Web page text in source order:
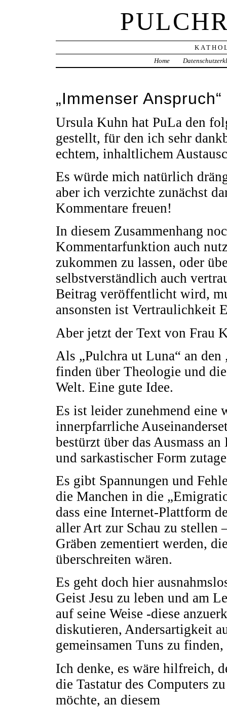
Home
„Immenser Anspruch“
Ursula Kuhn hat PuLa den
gestellt, für den ich sehr
echtem, inhaltlichem
Es würde mich natürlich
aber ich verzichte zunächst
Kommentare freuen!
In diesem Zusammenhang
Kommentarfunktion auch
zukommen zu lassen, oder
selbstverständlich auch
Beitrag veröffentlicht wird,
ansonsten ist Vertraulichkeit
Aber jetzt der Text von Frau
Als „Pulchra ut Luna“ an
finden über Theologie und
Welt. Eine gute Idee.
Es ist leider zunehmend
innerpfarrliche
bestürzt über das Ausmass
und sarkastischer Form
Es gibt Spannungen und
die Manchen in die
dass eine Internet-Plattform
aller Art zur Schau zu stellen
Gräben zementiert werden,
überschreiten wären.
Es geht doch hier
Geist Jesu zu leben und am
auf seine Weise -diese
diskutieren, Andersartigkeit
gemeinsamen Tuns zu
Ich denke, es wäre hilfreich,
die Tastatur des Computers
möchte, an diesem